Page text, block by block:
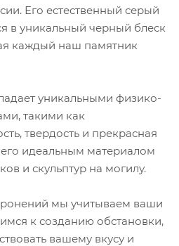
Его естественный серый
в уникальный черный блеск
каждый наш памятник
уникальными физико-
такими как
твердость и прекрасная
его идеальным материалом
и скульптур на могилу.
мы учитываем ваши
к созданию обстановки,
вашему вкусу и